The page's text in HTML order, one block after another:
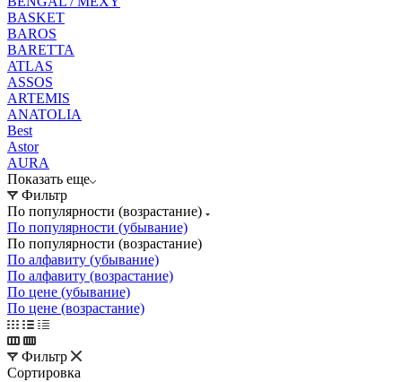
BASKET
BAROS
BARETTA
ATLAS
ASSOS
ARTEMIS
ANATOLIA
Best
Astor
AURA
Показать еще
Фильтр
По популярности (возрастание)
По популярности (убывание)
По популярности (возрастание)
По алфавиту (убывание)
По алфавиту (возрастание)
По цене (убывание)
По цене (возрастание)
Фильтр
Сортировка